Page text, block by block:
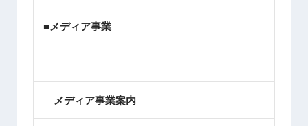
■メディア事業
メディア事業案内